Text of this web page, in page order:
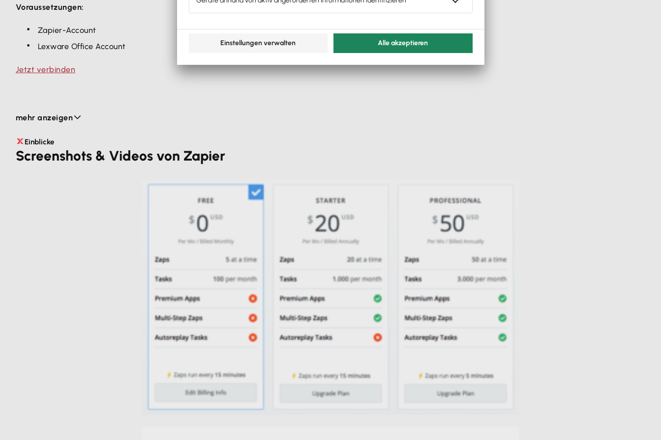
Voraussetzungen:
Zapier-Account
Lexware Office Account
Jetzt verbinden
Du bist müde vom Hochladen neuer Dateien? Nutze diese Zapier-Integration in Kombination mit Dropbox und du kannst deine Dokumente einfach zu Lexware Office
hochladen und dort über die Belegerfassung als neuen Beleg wie gewohnt verwenden.
So funktioniert Dropbox mit Lexware Office:
Zapier lädt diese Dokumentdateien automatisch in dein Lexware Office-Konto hoch
Die Zeiten des Hochladens von Dateien in Lexware Office über den Webbrowser sind vorbei. Nutze diese Zapier-Integration in Kombination mit Google Drive und du
kannst deine Dokumente einfach zu Lexware Office hochladen und dort über die Belegerfassung als neuen Beleg wie gewohnt verwenden.
mehr anzeigen
Einblicke
Screenshots & Videos von Zapier